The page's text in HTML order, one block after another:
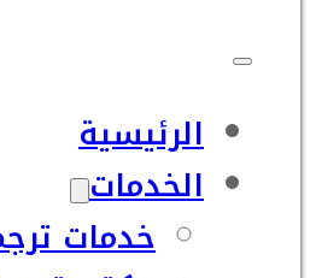
الرئيسية
الخدمات
خدمات